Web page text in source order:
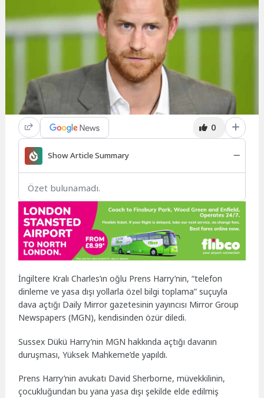
0
Show Article Summary
Özet bulunamadı.
İngiltere Kralı Charles’ın oğlu Prens Harry’nin, “telefon
dinleme ve yasa dışı yollarla özel bilgi toplama” suçuyla
dava açtığı Daily Mirror gazetesinin yayıncısı Mirror Group
Newspapers (MGN), kendisinden özür diledi.
Sussex Dükü Harry’nin MGN hakkında açtığı davanın
duruşması, Yüksek Mahkeme’de yapıldı.
Prens Harry’nin avukatı David Sherborne, müvekkilinin,
çocukluğundan bu yana yasa dışı şekilde elde edilmiş